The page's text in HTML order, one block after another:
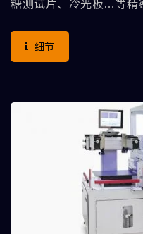
糖测试片、冷光板…等精
随印件厚薄需求，对应
对位，台面装配三轴伺服
消除印件上静电利于顺
净，通过整体搭配方案
细节